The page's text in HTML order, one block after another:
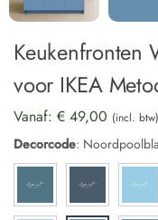
Keukenfronten
voor IKEA
Vanaf: € 49,00 (incl. btw)
Decorcode: